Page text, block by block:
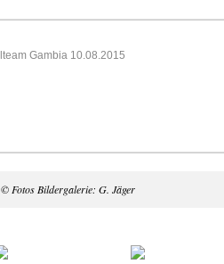
© Fotos Bildergalerie: G. Jäger